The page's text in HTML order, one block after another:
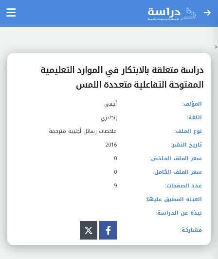
<
دراسة متعلقة بالابتكار في الموارد التعليمية
المفتوحة التفاعلية متعددة اللمس
المؤلف:
أجنبي
اللغة:
إنجليزي
نوع الملف:
ملخصات رسائل أجنبية مترجمة
تاريخ النشر:
2016
سعر الملف الملخض:
0
سعر الملف الكامل:
0
عدد الصفحات:
9
العينة المطبق عليها:
نبذة عن الدراسة:
مشاركة: